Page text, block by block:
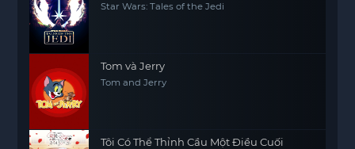
Star Wars: Tales of the Jedi
Tom và Jerry
Tom and Jerry
Tôi Có Thể Thỉnh Cầu Một Điều Cuối